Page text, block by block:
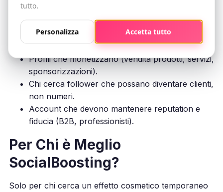
Per Chi è Meglio OniGrow?
Imprese e creator che vogliono crescita reale e
Profili che monetizzano (vendita prodotti, servizi,
sponsorizzazioni).
Chi cerca follower che possano diventare clienti,
non numeri.
Account che devono mantenere reputation e
fiducia (B2B, professionisti).
Per Chi è Meglio
SocialBoosting?
Solo per chi cerca un effetto cosmetico temporaneo
tutto.
Personalizza Accetta tutto